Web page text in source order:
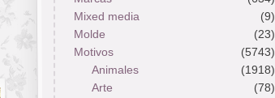
Mixed media
(9)
Molde
(23)
Motivos
(5743)
Animales
(1918)
Arte
(78)